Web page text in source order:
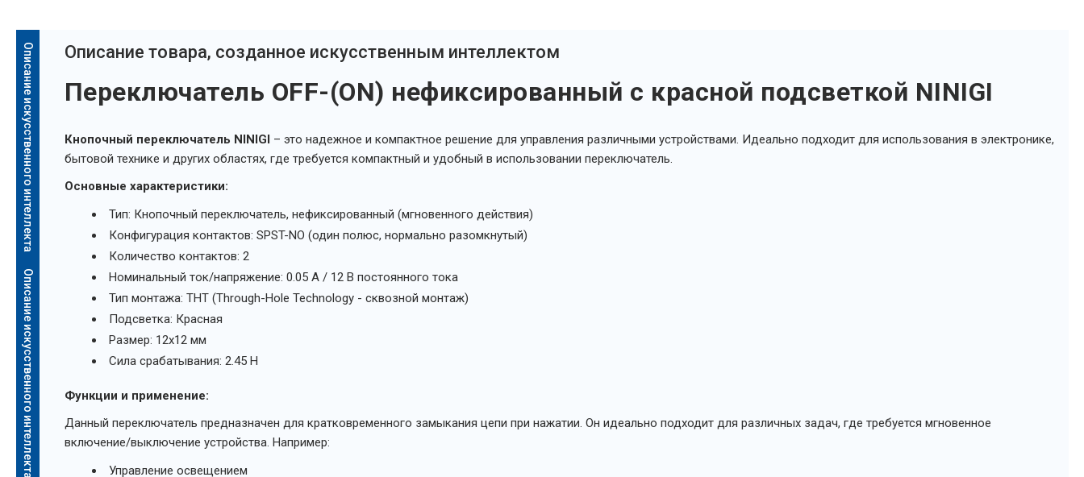
Описание искусственного интеллекта
Описание искусственного интеллекта
Oписание товара, созданное искусственным интеллектом
Переключатель OFF-(ON) нефиксированный с красной подсветкой NINIGI
Кнопочный переключатель NINIGI – это надежное и компактное решение для управления различными устройствами. Идеально подходит для использования в электронике,
бытовой технике и других областях, где требуется компактный и удобный в использовании переключатель.
Основные характеристики:
Тип: Кнопочный переключатель, нефиксированный (мгновенного действия)
Конфигурация контактов: SPST-NO (один полюс, нормально разомкнутый)
Количество контактов: 2
Номинальный ток/напряжение: 0.05 А / 12 В постоянного тока
Тип монтажа: ТНТ (Through-Hole Technology - сквозной монтаж)
Подсветка: Красная
Размер: 12x12 мм
Сила срабатывания: 2.45 Н
Функции и применение:
Данный переключатель предназначен для кратковременного замыкания цепи при нажатии. Он идеально подходит для различных задач, где требуется мгновенное
включение/выключение устройства. Например:
Управление освещением